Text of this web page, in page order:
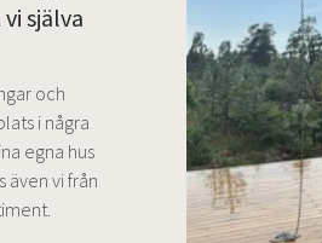
själva
och
i några
egna hus
även vi från